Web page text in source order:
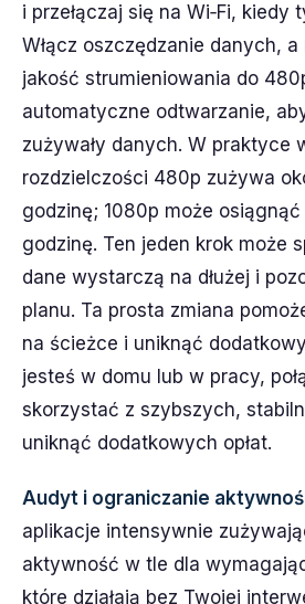
i przełączaj się na Wi‑Fi, kiedy
Włącz oszczędzanie danych,
jakość strumieniowania do
automatyczne odtwarzanie,
zużywały danych. W praktyce
rozdzielczości 480p zużywa
godzinę; 1080p może osiągnąć
godzinę. Ten jeden krok może
dane wystarczą na dłużej i
planu. Ta prosta zmiana
na ścieżce i uniknąć
jesteś w domu lub w pracy,
skorzystać z szybszych,
uniknąć dodatkowych opłat.
Audyt i ograniczanie
aplikacje intensywnie
aktywność w tle dla
które działają bez Twojej